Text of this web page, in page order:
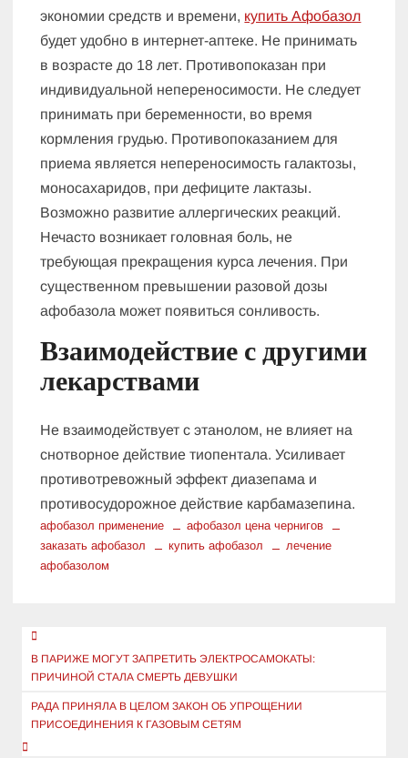
экономии средств и времени, купить Афобазол
будет удобно в интернет-аптеке. Не принимать
в возрасте до 18 лет. Противопоказан при
индивидуальной непереносимости. Не следует
принимать при беременности, во время
кормления грудью. Противопоказанием для
приема является непереносимость галактозы,
моносахаридов, при дефиците лактазы.
Возможно развитие аллергических реакций.
Нечасто возникает головная боль, не
требующая прекращения курса лечения. При
существенном превышении разовой дозы
афобазола может появиться сонливость.
Взаимодействие с другими
лекарствами
Не взаимодействует с этанолом, не влияет на
снотворное действие тиопентала. Усиливает
противотревожный эффект диазепама и
противосудорожное действие карбамазепина.
афобазол применение
афобазол цена чернигов
заказать афобазол
купить афобазол
лечение
афобазолом
Навигация
по
записям
В ПАРИЖЕ МОГУТ ЗАПРЕТИТЬ ЭЛЕКТРОСАМОКАТЫ:
ПРИЧИНОЙ СТАЛА СМЕРТЬ ДЕВУШКИ
РАДА ПРИНЯЛА В ЦЕЛОМ ЗАКОН ОБ УПРОЩЕНИИ
ПРИСОЕДИНЕНИЯ К ГАЗОВЫМ СЕТЯМ